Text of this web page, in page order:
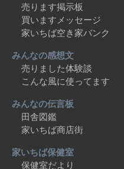
売ります掲示板
買いますメッセージ
家いちば空き家バンク
みんなの感想文
売りました体験談
こんな風に使ってます
みんなの伝言板
田舎図鑑
家いちば商店街
家いちば保健室
保健室だより